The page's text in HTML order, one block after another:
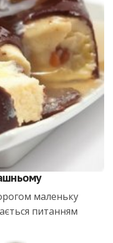
маленьку
питанням